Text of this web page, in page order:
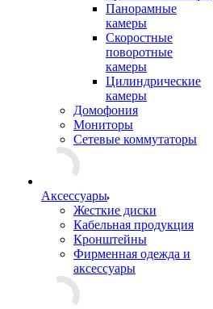
Панорамные
камеры
Скоростные
поворотные
камеры
Цилиндрические
камеры
Домофония
Мониторы
Сетевые коммутаторы
Аксессуары
Жесткие диски
Кабельная продукция
Кронштейны
Фирменная одежда и
аксессуары